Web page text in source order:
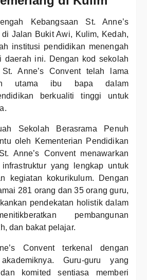
Kebangsaan St. Anne’s
Jalan Bukit Awi, Kulim, Kedah,
institusi pendidikan menengah
daerah ini. Dengan kod sekolah
Anne’s Convent telah lama
utama ibu bapa dalam
berkualiti tinggi untuk
Sekolah Berasrama Penuh
oleh Kementerian Pendidikan
Anne’s Convent menawarkan
yang lengkap untuk
kegiatan kokurikulum. Dengan
281 orang dan 35 orang guru,
pendekatan holistik dalam
pembangunan
dan bakat pelajar.
Convent terkenal dengan
Guru-guru yang
komited sentiasa memberi